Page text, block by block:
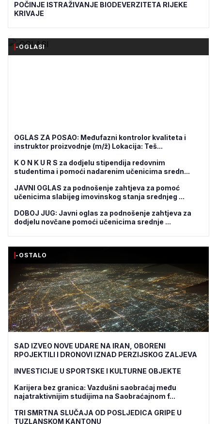
POČINJE ISTRAŽIVANJE BIODEVERZITETA RIJEKE
KRIVAJE
-OGLASI
OGLAS ZA POSAO: Međufazni kontrolor kvaliteta i
instruktor proizvodnje (m/ž) Lokacija: Teš...
K O N K U R S za dodjelu stipendija redovnim
studentima i pomoći nadarenim učenicima sredn...
JAVNI OGLAS za podnošenje zahtjeva za pomoć
učenicima slabijeg imovinskog stanja srednjeg ...
DOBOJ JUG: Javni oglas za podnošenje zahtjeva za
dodjelu novčane pomoći učenicima srednje ...
-OSTALO
SAD IZVEO NOVE UDARE NA IRAN, OBORENI
RPOJEKTILI I DRONOVI IZNAD PERZIJSKOG ZALJEVA
INVESTICIJE U SPORTSKE I KULTURNE OBJEKTE
Karijera bez granica: Vazdušni saobraćaj među
najatraktivnijim studijima na Saobraćajnom f...
TRI SMRTNA SLUČAJA OD POSLJEDICA GRIPE U
TUZLANSKOM KANTONU